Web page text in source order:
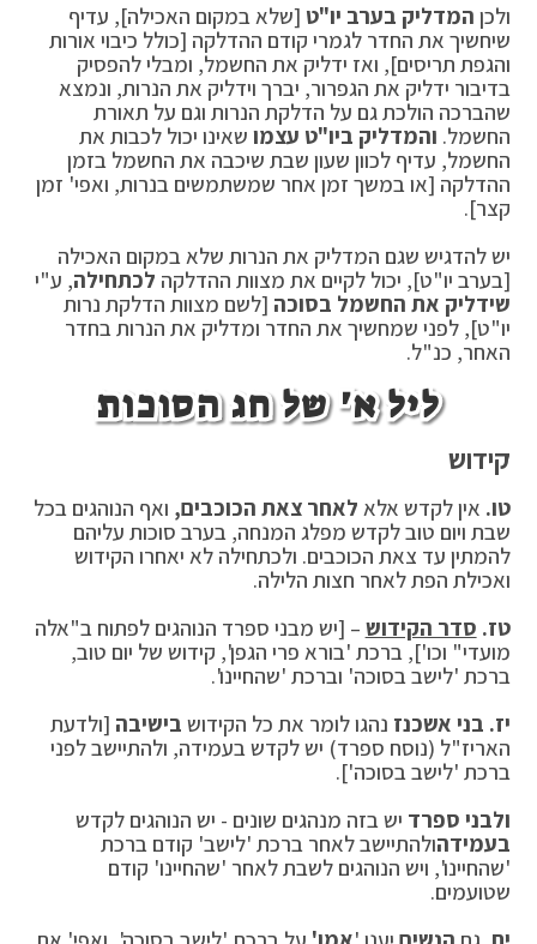
ולכן המדליק בערב יו"ט [שלא במקום האכילה], עדיף
שיחשיך את החדר לגמרי קודם ההדלקה [כולל כיבוי אורות
והגפת תריסים], ואז ידליק את החשמל, ומבלי להפסיק
בדיבור ידליק את הגפרור, יברך וידליק את הנרות, ונמצא
שהברכה הולכת גם על הדלקת הנרות וגם על תאורת
החשמל. והמדליק ביו"ט עצמו שאינו יכול לכבות את
החשמל, עדיף לכוון שעון שבת שיכבה את החשמל בזמן
ההדלקה [או במשך זמן אחר שמשתמשים בנרות, ואפי' זמן
קצר].
יש להדגיש שגם המדליק את הנרות שלא במקום האכילה
[בערב יו"ט], יכול לקיים את מצוות ההדלקה לכתחילה, ע"י
שידליק את החשמל בסוכה [לשם מצוות הדלקת נרות
יו"ט], לפני שמחשיך את החדר ומדליק את הנרות בחדר
האחר, כנ"ל.
ליל א' של חג הסוכות
קידוש
טו. אין לקדש אלא לאחר צאת הכוכבים, ואף הנוהגים בכל
שבת ויום טוב לקדש מפלג המנחה, בערב סוכות עליהם
להמתין עד צאת הכוכבים. ולכתחילה לא יאחרו הקידוש
ואכילת הפת לאחר חצות הלילה.
טז. סדר הקידוש – [יש מבני ספרד הנוהגים לפתוח ב"אלה
מועדי" וכו'], ברכת 'בורא פרי הגפן', קידוש של יום טוב,
ברכת 'לישב בסוכה' וברכת 'שהחיינו'.
יז. בני אשכנז נהגו לומר את כל הקידוש בישיבה [ולדעת
האריז"ל (נוסח ספרד) יש לקדש בעמידה, ולהתיישב לפני
ברכת 'לישב בסוכה'].
ולבני ספרד יש בזה מנהגים שונים - יש הנוהגים לקדש
בעמידהולהתיישב לאחר ברכת 'לישב' קודם ברכת
'שהחיינו', ויש הנוהגים לשבת לאחר 'שהחיינו' קודם
שטועמים.